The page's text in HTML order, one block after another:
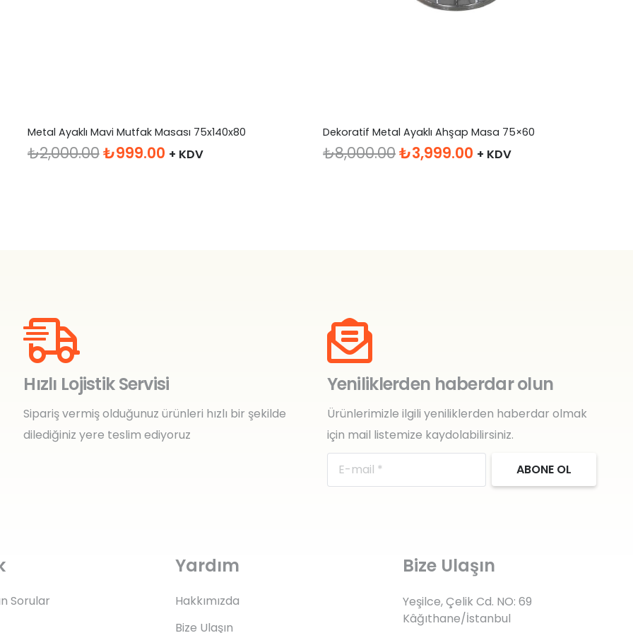
Metal Ayaklı Mavi Mutfak Masası 75x140x80
₺2,000.00Orijinal
₺999.00Şu
+ KDV
Dekoratif Metal Ayaklı Ahşap Masa 75×60
₺8,000.00Orijinal
₺3,999.00 Şu
+ KDV
Hızlı Lojistik Servisi
Sipariş vermiş olduğunuz ürünleri hızlı bir şekilde
dilediğiniz yere teslim ediyoruz
Yeniliklerden haberdar olun
Ürünlerimizle ilgili yeniliklerden haberdar olmak
için mail listemize kaydolabilirsiniz.
ABONE OL
Sorular
Yardım
Hakkımızda
Bize Ulaşın
Bize Ulaşın
Yeşilce, Çelik Cd. NO: 69
Kâğıthane/İstanbul